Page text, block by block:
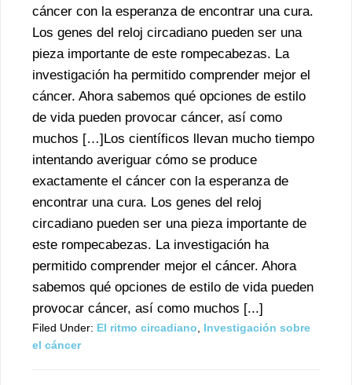
cáncer con la esperanza de encontrar una cura.
Los genes del reloj circadiano pueden ser una
pieza importante de este rompecabezas. La
investigación ha permitido comprender mejor el
cáncer. Ahora sabemos qué opciones de estilo
de vida pueden provocar cáncer, así como
muchos […]Los científicos llevan mucho tiempo
intentando averiguar cómo se produce
exactamente el cáncer con la esperanza de
encontrar una cura. Los genes del reloj
circadiano pueden ser una pieza importante de
este rompecabezas. La investigación ha
permitido comprender mejor el cáncer. Ahora
sabemos qué opciones de estilo de vida pueden
provocar cáncer, así como muchos [...]
Filed Under: El ritmo circadiano, Investigación sobre
el cáncer